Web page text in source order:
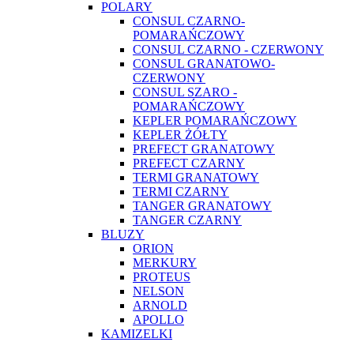
POLARY
CONSUL CZARNO-
POMARAŃCZOWY
CONSUL CZARNO - CZERWONY
CONSUL GRANATOWO-
CZERWONY
CONSUL SZARO -
POMARAŃCZOWY
KEPLER POMARAŃCZOWY
KEPLER ŻÓŁTY
PREFECT GRANATOWY
PREFECT CZARNY
TERMI GRANATOWY
TERMI CZARNY
TANGER GRANATOWY
TANGER CZARNY
BLUZY
ORION
MERKURY
PROTEUS
NELSON
ARNOLD
APOLLO
KAMIZELKI